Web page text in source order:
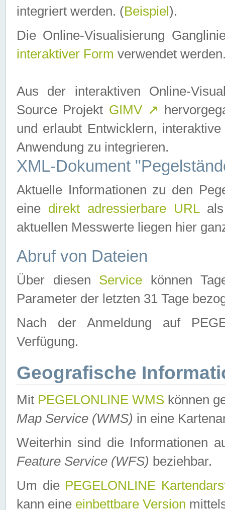
integriert werden. (Beispiel ).
Die Online-Visualisierung
interaktiver Form verwendet
Aus der interaktiven Online-
Source Projekt GIMV ↗
und erlaubt Entwicklern,
Anwendung zu integrieren.
XML-Dokument
Aktuelle Informationen zu den
eine direkt adressierbare URLals
aktuellen Messwerte liegen hier
Abruf von Dateien
Über diesen Service können
Parameter der letzten 31 Tage
Nach der Anmeldung auf
Verfügung.
Geografische
Mit PEGELONLINE WMS können
Map Service (WMS) in eine
Weiterhin sind die Informationen
Feature Service (WFS) beziehbar.
Um die PEGELONLINE
kann eine einbettbare Version